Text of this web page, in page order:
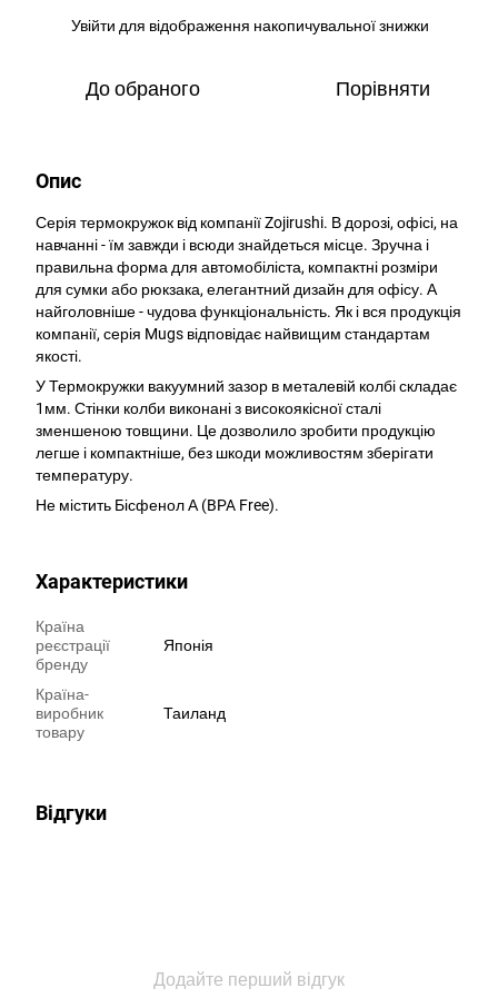
Увійти для відображення накопичувальної знижки
До обраного Порівняти
Опис
Серія термокружок від компанії Zojirushi. В дорозі, офісі, на
навчанні - їм завжди і всюди знайдеться місце. Зручна і
правильна форма для автомобіліста, компактні розміри
для сумки або рюкзака, елегантний дизайн для офісу. А
найголовніше - чудова функціональність. Як і вся продукція
компанії, серія Mugs відповідає найвищим стандартам
якості.
У Термокружки вакуумний зазор в металевій колбі складає
1мм. Стінки колби виконані з високоякісної сталі
зменшеною товщини. Це дозволило зробити продукцію
легше і компактніше, без шкоди можливостям зберігати
температуру.
Не містить Бісфенол А (BPA Free).
Характеристики
Країна
реєстрації
бренду
Японія
Країна-
виробник
товару
Таиланд
Відгуки
Додайте перший відгук